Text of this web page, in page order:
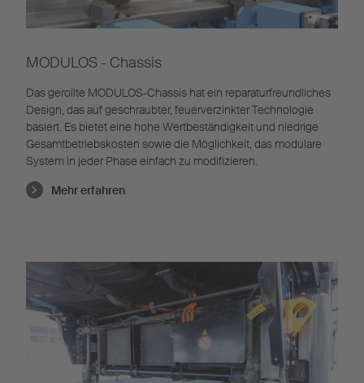
MODULOS - Chassis
Das gerollte MODULOS-Chassis hat ein reparaturfreundliches
Design, das auf geschraubter, feuerverzinkter Technologie
basiert. Es bietet eine hohe Wertbeständigkeit und niedrige
Gesamtbetriebskosten sowie die Möglichkeit, das modulare
System in jeder Phase einfach zu modifizieren.
Mehr erfahren